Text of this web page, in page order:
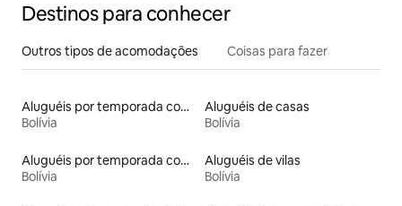
Destinos para conhecer
Outros tipos de acomodações Coisas para fazer
Aluguéis por temporada com café da manhã
Bolívia
Aluguéis de casas
Bolívia
Aluguéis por temporada com sauna
Bolívia
Aluguéis de vilas
Bolívia